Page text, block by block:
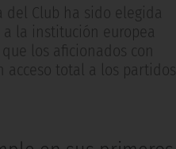
del Club ha sido elegida
la institución europea
los aficionados con
total a los partidos